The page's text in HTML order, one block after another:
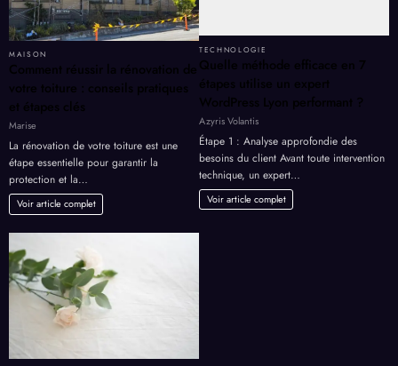
MAISON
Comment réussir la rénovation de
votre toiture : conseils pratiques
et étapes clés
Marise
La rénovation de votre toiture est une
étape essentielle pour garantir la
protection et la…
Voir article complet
TECHNOLOGIE
Quelle méthode efficace en 7
étapes utilise un expert
WordPress Lyon performant ?
Azyris Volantis
Étape 1 : Analyse approfondie des
besoins du client Avant toute intervention
technique, un expert…
Voir article complet